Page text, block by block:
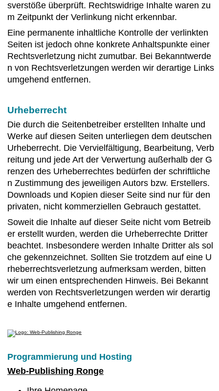
sverstöße überprüft. Rechtswidrige Inhalte waren zu
m Zeitpunkt der Verlinkung nicht erkennbar.
Eine permanente inhaltliche Kontrolle der verlinkten
Seiten ist jedoch ohne konkrete Anhaltspunkte einer
Rechtsverletzung nicht zumutbar. Bei Bekanntwerde
n von Rechtsverletzungen werden wir derartige Links
umgehend entfernen.
Urheberrecht
Die durch die Seitenbetreiber erstellten Inhalte und
Werke auf diesen Seiten unterliegen dem deutschen
Urheberrecht. Die Vervielfältigung, Bearbeitung, Verb
reitung und jede Art der Verwertung außerhalb der G
renzen des Urheberrechtes bedürfen der schriftliche
n Zustimmung des jeweiligen Autors bzw. Erstellers.
Downloads und Kopien dieser Seite sind nur für den
privaten, nicht kommerziellen Gebrauch gestattet.
Soweit die Inhalte auf dieser Seite nicht vom Betreib
er erstellt wurden, werden die Urheberrechte Dritter
beachtet. Insbesondere werden Inhalte Dritter als sol
che gekennzeichnet. Sollten Sie trotzdem auf eine U
rheberrechtsverletzung aufmerksam werden, bitten
wir um einen entsprechenden Hinweis. Bei Bekannt
werden von Rechtsverletzungen werden wir derartig
e Inhalte umgehend entfernen.
Programmierung und Hosting
Web-Publishing Ronge